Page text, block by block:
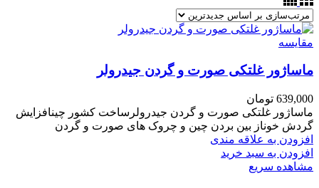
مقایسه
ماساژور غلتکی صورت و گردن جیدرولر
639,000 تومان
ماساژور غلتکی صورت و گردن جیدرولرساخت کشور چینافزایش
گردش خوناز بین بردن چین و چروک های صورت و گردن
افزودن به علاقه مندی
افزودن به سبد خرید
مشاهده سریع